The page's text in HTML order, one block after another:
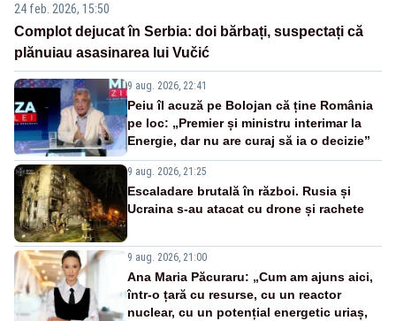
24 feb. 2026, 15:50
Complot dejucat în Serbia: doi bărbați, suspectați că
plănuiau asasinarea lui Vučić
9 aug. 2026, 22:41
Peiu îl acuză pe Bolojan că ține România
pe loc: „Premier și ministru interimar la
Energie, dar nu are curaj să ia o decizie”
9 aug. 2026, 21:25
Escaladare brutală în război. Rusia și
Ucraina s-au atacat cu drone și rachete
9 aug. 2026, 21:00
Ana Maria Păcuraru: „Cum am ajuns aici,
într-o țară cu resurse, cu un reactor
nuclear, cu un potențial energetic uriaș,